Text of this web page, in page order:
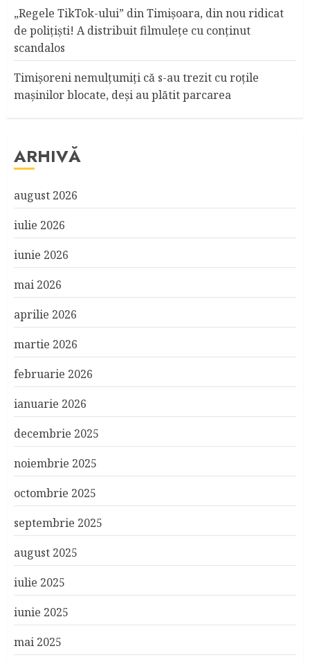
„Regele TikTok-ului” din Timişoara, din nou ridicat
de poliţişti! A distribuit filmuleţe cu conţinut
scandalos
Timişoreni nemulţumiţi că s-au trezit cu roţile
maşinilor blocate, deşi au plătit parcarea
ARHIVĂ
august 2026
iulie 2026
iunie 2026
mai 2026
aprilie 2026
martie 2026
februarie 2026
ianuarie 2026
decembrie 2025
noiembrie 2025
octombrie 2025
septembrie 2025
august 2025
iulie 2025
iunie 2025
mai 2025